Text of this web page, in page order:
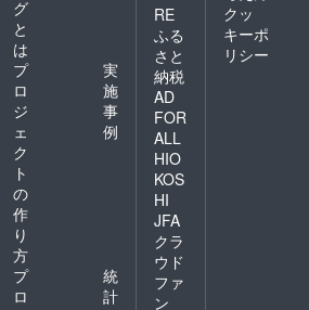
グ
と
は
プ
ロ
ジ
ェ
ク
ト
の
作
り
方
実
施
事
例
プ
ロ
統
計
RE
ふる
さと
納税
AD
FOR
ALL
HIO
KOS
HI
JFA
クラ
ウド
ファ
ン
クッ
キーポ
リシー